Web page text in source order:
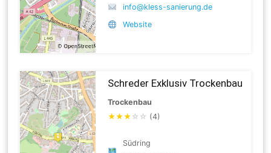
info@kless-sanierung.de
Website
Schreder Exklusiv Trockenbau
Trockenbau
★★★ ☆ ☆ (4)
Südring